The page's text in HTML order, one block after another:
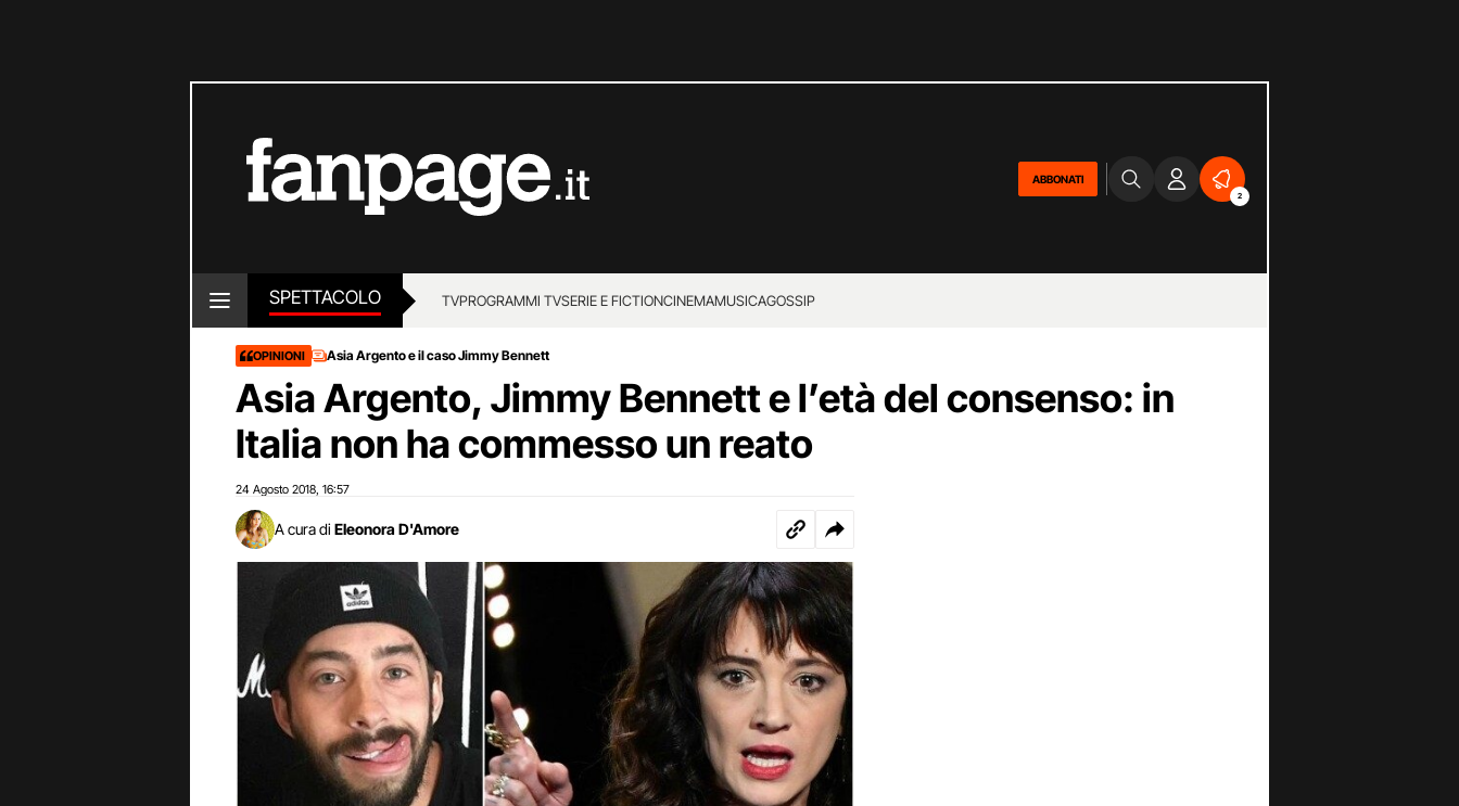
ABBONATI
2
SPETTACOLO TVPROGRAMMI TVSERIE E FICTIONCINEMAMUSICAGOSSIP
OPINIONI Asia Argento e il caso Jimmy Bennett
Asia Argento, Jimmy Bennett e l’età del consenso: in
Italia non ha commesso un reato
24 Agosto 2018 16:57
A cura di Eleonora D'Amore